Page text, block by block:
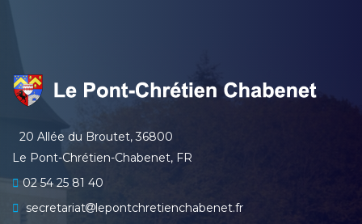
20 Allée du Broutet, 36800
Le Pont-Chrétien-Chabenet, FR
02 54 25 81 40
secretariat
lepontchretienchabenet.fr